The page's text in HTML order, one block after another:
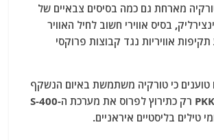
מארחת גם כמה בסיסים צבאיים של
בסיס אווירי חשוב לחיל האוויר
אוויריות נגד קבוצות פרוקסי
כי טורקיה משתמשת באיום הנשקף
מהמל"טים של ה-PKK רק כתירוץ לפרוס את מערכת ה-S-400
טילים בליסטיים איראניים.